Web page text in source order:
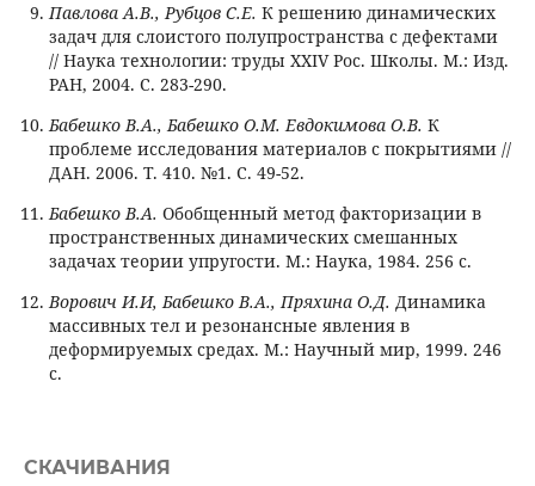
Павлова А.В., Рубцов С.Е. К решению динамических
задач для слоистого полупространства с дефектами
// Наука технологии: труды XXIV Рос. Школы. М.: Изд.
РАН, 2004. С. 283-290.
Бабешко В.А., Бабешко О.М. Евдокимова О.В. К
проблеме исследования материалов с покрытиями //
ДАН. 2006. Т. 410. №1. С. 49-52.
Бабешко В.А. Обобщенный метод факторизации в
пространственных динамических смешанных
задачах теории упругости. М.: Наука, 1984. 256 с.
Ворович И.И, Бабешко В.А., Пряхина О.Д. Динамика
массивных тел и резонансные явления в
деформируемых средах. М.: Научный мир, 1999. 246
с.
СКАЧИВАНИЯ